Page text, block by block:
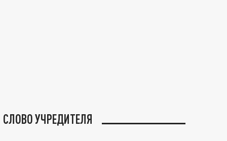
СЛОВО УЧРЕДИТЕЛЯ